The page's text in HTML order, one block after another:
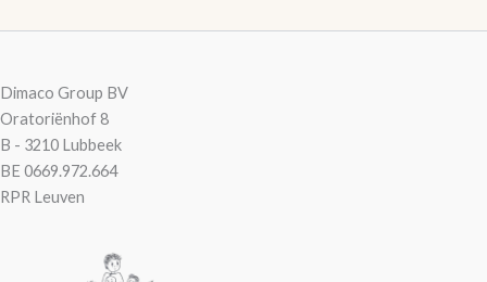
Dimaco Group BV
Oratoriënhof 8
B - 3210 Lubbeek
BE 0669.972.664
RPR Leuven